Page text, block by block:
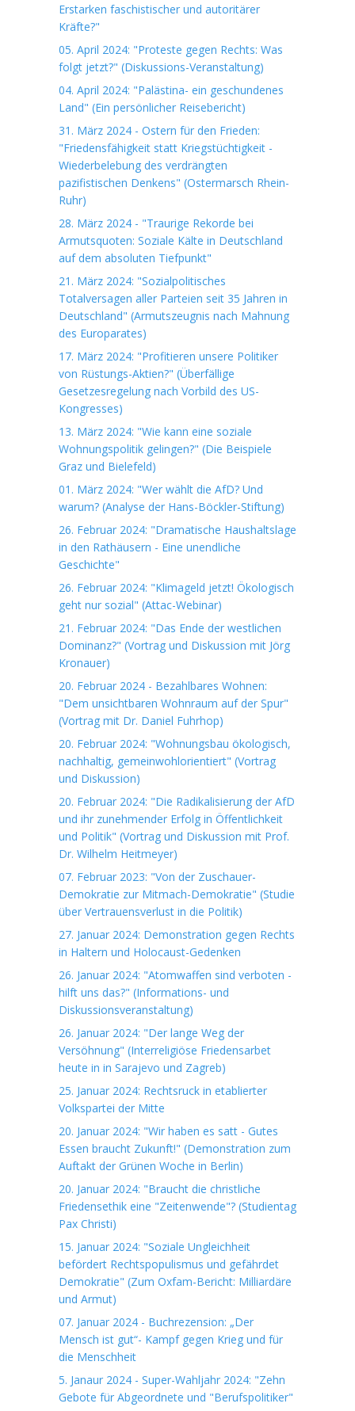
Erstarken faschistischer und autoritärer
Kräfte?"
05. April 2024: "Proteste gegen Rechts: Was
folgt jetzt?" (Diskussions-Veranstaltung)
04. April 2024: "Palästina- ein geschundenes
Land" (Ein persönlicher Reisebericht)
31. März 2024 - Ostern für den Frieden:
"Friedensfähigkeit statt Kriegstüchtigkeit -
Wiederbelebung des verdrängten
pazifistischen Denkens" (Ostermarsch Rhein-
Ruhr)
28. März 2024 - "Traurige Rekorde bei
Armutsquoten: Soziale Kälte in Deutschland
auf dem absoluten Tiefpunkt"
21. März 2024: "Sozialpolitisches
Totalversagen aller Parteien seit 35 Jahren in
Deutschland" (Armutszeugnis nach Mahnung
des Europarates)
17. März 2024: "Profitieren unsere Politiker
von Rüstungs-Aktien?" (Überfällige
Gesetzesregelung nach Vorbild des US-
Kongresses)
13. März 2024: "Wie kann eine soziale
Wohnungspolitik gelingen?" (Die Beispiele
Graz und Bielefeld)
01. März 2024: "Wer wählt die AfD? Und
warum? (Analyse der Hans-Böckler-Stiftung)
26. Februar 2024: "Dramatische Haushaltslage
in den Rathäusern - Eine unendliche
Geschichte"
26. Februar 2024: "Klimageld jetzt! Ökologisch
geht nur sozial" (Attac-Webinar)
21. Februar 2024: "Das Ende der westlichen
Dominanz?" (Vortrag und Diskussion mit Jörg
Kronauer)
20. Februar 2024 - Bezahlbares Wohnen:
"Dem unsichtbaren Wohnraum auf der Spur"
(Vortrag mit Dr. Daniel Fuhrhop)
20. Februar 2024: "Wohnungsbau ökologisch,
nachhaltig, gemeinwohlorientiert" (Vortrag
und Diskussion)
20. Februar 2024: "Die Radikalisierung der AfD
und ihr zunehmender Erfolg in Öffentlichkeit
und Politik" (Vortrag und Diskussion mit Prof.
Dr. Wilhelm Heitmeyer)
07. Februar 2023: "Von der Zuschauer-
Demokratie zur Mitmach-Demokratie" (Studie
über Vertrauensverlust in die Politik)
27. Januar 2024: Demonstration gegen Rechts
in Haltern und Holocaust-Gedenken
26. Januar 2024: "Atomwaffen sind verboten -
hilft uns das?" (Informations- und
Diskussionsveranstaltung)
26. Januar 2024: "Der lange Weg der
Versöhnung" (Interreligiöse Friedensarbet
heute in in Sarajevo und Zagreb)
25. Januar 2024: Rechtsruck in etablierter
Volkspartei der Mitte
20. Januar 2024: "Wir haben es satt - Gutes
Essen braucht Zukunft!" (Demonstration zum
Auftakt der Grünen Woche in Berlin)
20. Januar 2024: "Braucht die christliche
Friedensethik eine "Zeitenwende"? (Studientag
Pax Christi)
15. Januar 2024: "Soziale Ungleichheit
befördert Rechtspopulismus und gefährdet
Demokratie" (Zum Oxfam-Bericht: Milliardäre
und Armut)
07. Januar 2024 - Buchrezension: „Der
Mensch ist gut“- Kampf gegen Krieg und für
die Menschheit
5. Janaur 2024 - Super-Wahljahr 2024: "Zehn
Gebote für Abgeordnete und "Berufspolitiker"